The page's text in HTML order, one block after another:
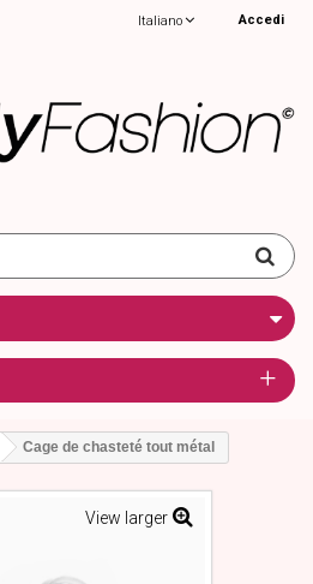
Accedi
Italiano
Cage de chasteté tout métal
View larger